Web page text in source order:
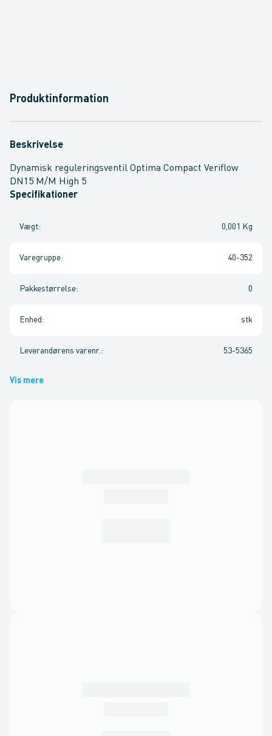
Produktinformation
Beskrivelse
Dynamisk reguleringsventil Optima Compact Veriflow
DN15 M/M High 5
Specifikationer
Vægt: 0,001 Kg
Varegruppe: 40-352
Pakkestørrelse: 0
Enhed : stk
Leverandørens varenr. : 53-5365
Vis mere